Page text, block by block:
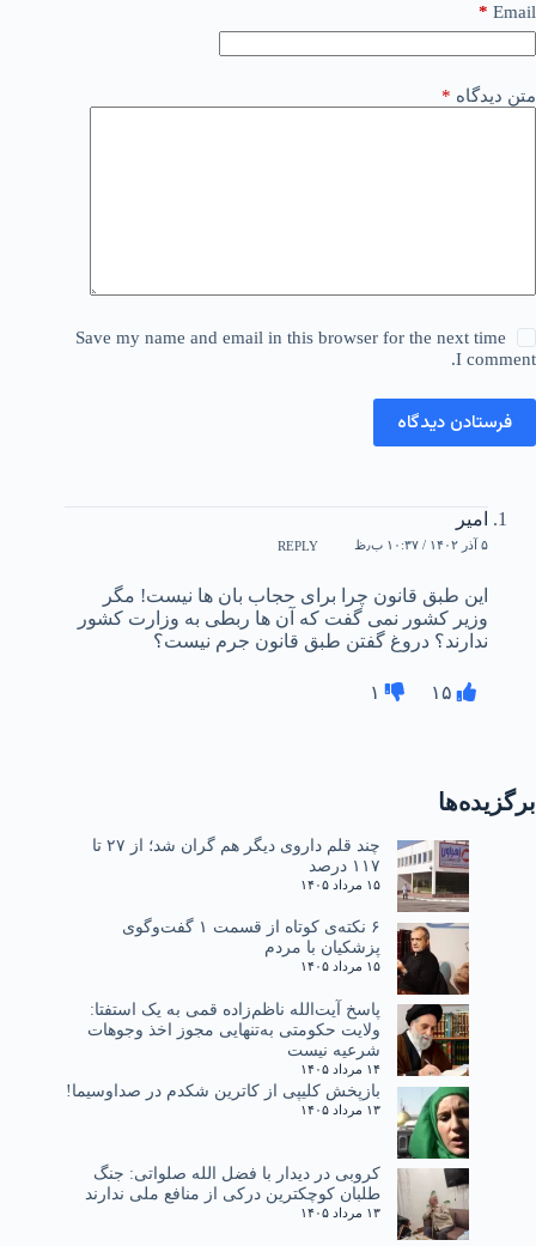
Email
*
متن دیدگاه *
Save my name and email in this browser for the next time
I comment.
فرستادن دیدگاه
امیر
۵ آذر ۱۴۰۲ / ۱۰:۳۷ ب٫ظ REPLY
این طبق قانون چرا برای حجاب بان ها نیست! مگر
وزیر کشور نمی گفت که آن ها ربطی به وزارت کشور
ندارند؟ دروغ گفتن طبق قانون جرم نیست؟
۱۵ ۱
برگزیده‌ها
چند قلم داروی دیگر هم گران شد؛ از ۲۷ تا
۱۱۷ درصد
۱۵ مرداد ۱۴۰۵
۶ نکته‌ی کوتاه از قسمت ۱ گفت‌وگوی
پزشکیان با مردم
۱۵ مرداد ۱۴۰۵
پاسخ آیت‌الله ناظم‌زاده قمی به یک استفتا:
ولایت حکومتی به‌تنهایی مجوز اخذ وجوهات
شرعیه نیست
۱۴ مرداد ۱۴۰۵
بازپخش کلیپی از کاترین شکدم در صداوسیما!
۱۳ مرداد ۱۴۰۵
کروبی در دیدار با فضل الله صلواتی: جنگ
طلبان کوچکترین درکی از منافع ملی ندارند
۱۳ مرداد ۱۴۰۵